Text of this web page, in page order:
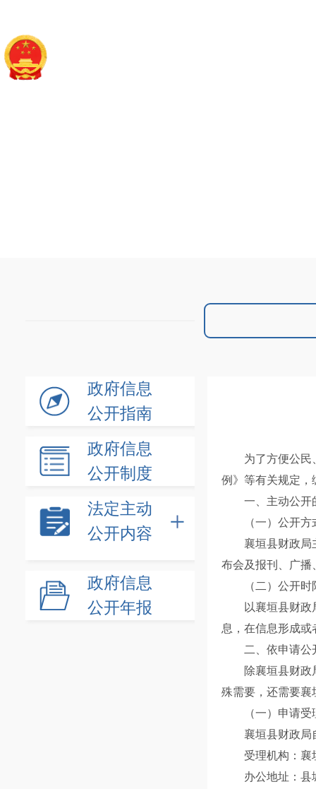
政府信息
公开指南
政府信息
公开制度
法定主动
公开内容
政府信息
公开年报
为了方便公民、
例》等有关规定，
一、主动公开
（一）公开方
襄垣县财政局主
布会及报刊、广播
（二）公开时
以襄垣县财政局
息，在信息形成
二、依申请公
除襄垣县财政局
殊需要，还需要襄
（一）申请受
襄垣县财政局自
受理机构：襄
办公地址：县